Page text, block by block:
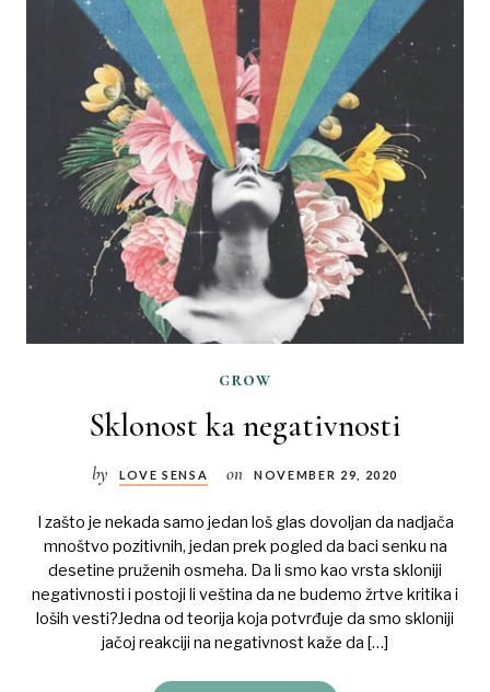
grow
Sklonost ka negativnosti
by LOVE SENSA on NOVEMBER 29, 2020
I zašto je nekada samo jedan loš glas dovoljan da nadjača
mnoštvo pozitivnih, jedan prek pogled da baci senku na
desetine pruženih osmeha. Da li smo kao vrsta skloniji
negativnosti i postoji li veština da ne budemo žrtve kritika i
loših vesti?Jedna od teorija koja potvrđuje da smo skloniji
jačoj reakciji na negativnost kaže da […]